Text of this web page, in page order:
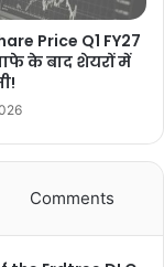
Price Q1 FY27
के बाद शेयरों में
Comments